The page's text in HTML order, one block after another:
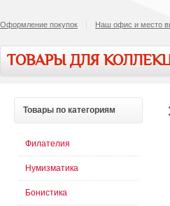
Оформление покупок Наш офис и место
ТОВАРЫ ДЛЯ
Товары по категориям
Филателия
Нумизматика
Бонистика